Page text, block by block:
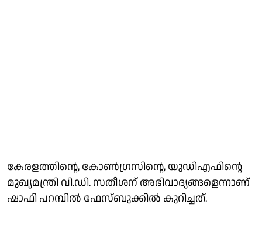
കേരളത്തിന്റെ, കോൺഗ്രസിന്റെ, യുഡിഎഫിന്റെ
മുഖ്യമന്ത്രി വി.ഡി. സതീശന് അഭിവാദ്യങ്ങളെന്നാണ്
ഷാഫി പറമ്പിൽ ഫേസ്ബുക്കിൽ കുറിച്ചത്.